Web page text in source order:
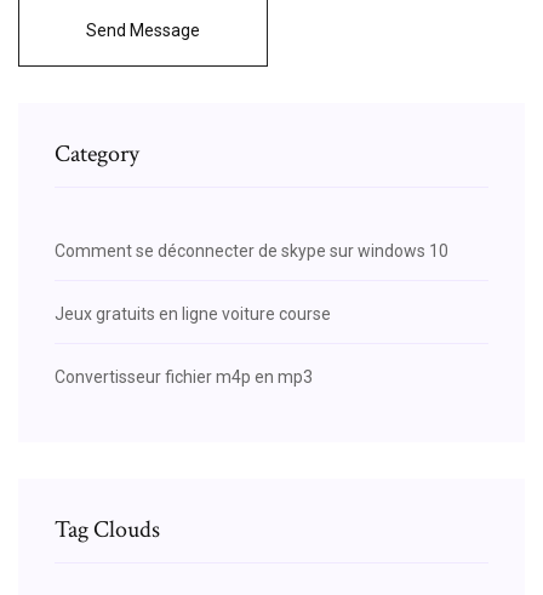
Send Message
Category
Comment se déconnecter de skype sur windows 10
Jeux gratuits en ligne voiture course
Convertisseur fichier m4p en mp3
Tag Clouds